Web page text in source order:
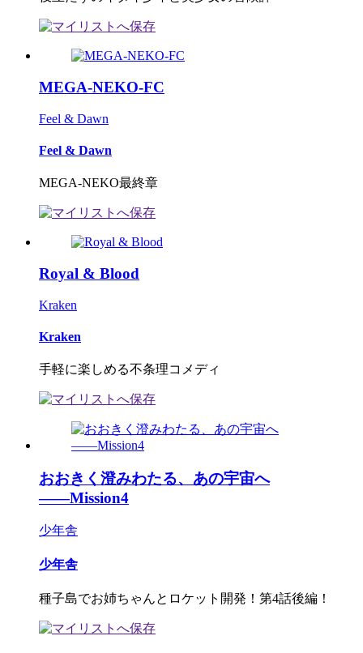
MEGA-NEKO-FC
Feel & Dawn
Feel & Dawn
MEGA-NEKO最終章
Royal & Blood
Kraken
Kraken
手軽に楽しめる不条理コメディ
おおきく澄みわたる、あの宇宙へ
――Mission4
少年舎
少年舎
種子島でお姉ちゃんとロケット開発！第4話後編！